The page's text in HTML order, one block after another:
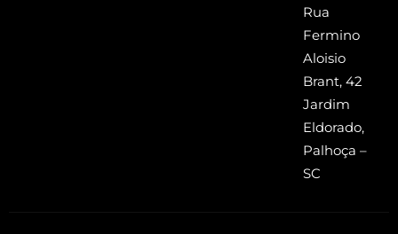
Rua
Fermino
Aloisio
Brant, 42
Jardim
Eldorado,
Palhoça –
SC